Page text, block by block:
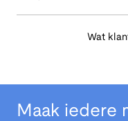
Wat
Maak iedere